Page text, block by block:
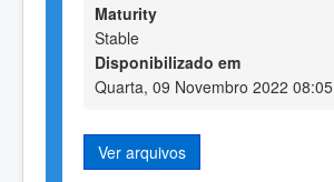
Maturity
Stable
Disponibilizado em
Quarta, 09 Novembro 2022 08:05
Ver arquivos